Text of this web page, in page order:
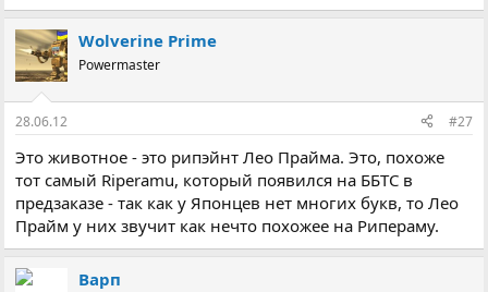
Wolverine Prime
Powermaster
28.06.12 #27
Это животное - это рипэйнт Лео Прайма. Это, похоже
тот самый Riperamu, который появился на ББТС в
предзаказе - так как у Японцев нет многих букв, то Лео
Прайм у них звучит как нечто похожее на Рипераму.
Варп